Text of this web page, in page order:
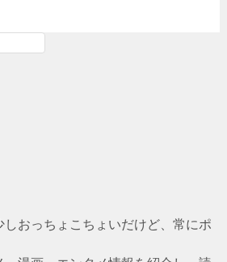
おっちょこちょいだけど、常にポ